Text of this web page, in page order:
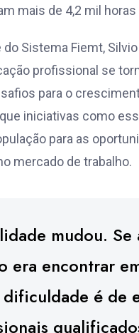
mais de 4,2 mil
Sistema Fiemt,
profissional se
para o
iniciativas como
para as
mercado de trabalho.
mudou. Se
era encontrar
dificuldade é de